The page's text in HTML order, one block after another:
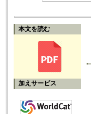
本文を読む
加えサービス